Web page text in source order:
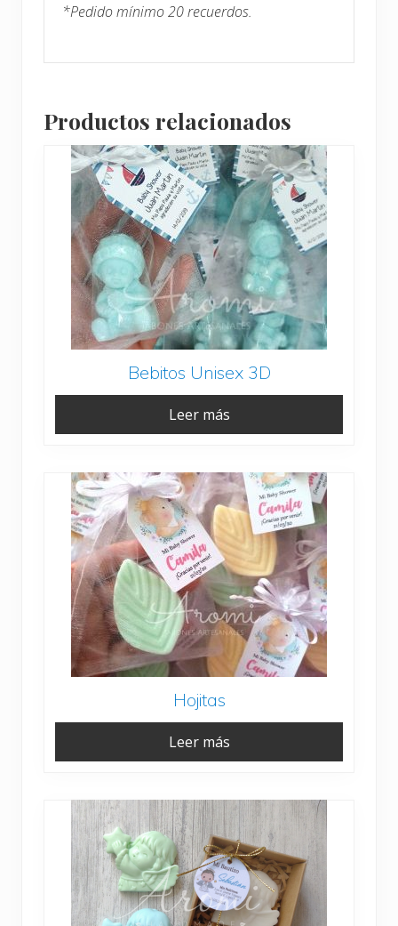
*Pedido mínimo 20 recuerdos.
Productos relacionados
Bebitos Unisex 3D
Leer más
Hojitas
Leer más